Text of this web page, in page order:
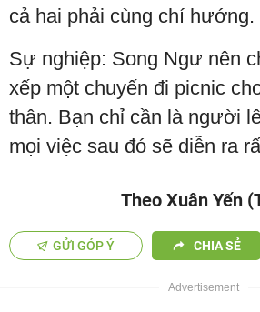
cả hai phải cùng chí hướng.
Sự nghiệp: Song Ngư nên
xếp một chuyến đi picnic
thân. Bạn chỉ cần là người
mọi việc sau đó sẽ diễn ra
Theo Xuân Yến
GỬI GÓP Ý CHIA SẺ